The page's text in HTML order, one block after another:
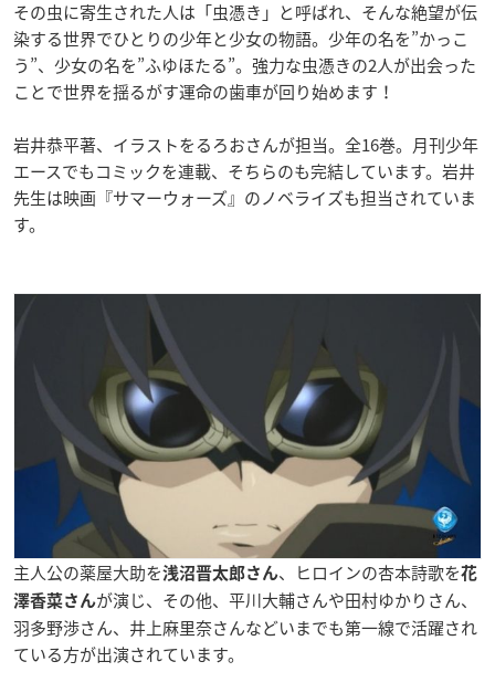
その虫に寄生された人は「虫憑き」と呼ばれ、そんな絶望が伝
染する世界でひとりの少年と少女の物語。少年の名を”かっこ
う”、少女の名を”ふゆほたる”。強力な虫憑きの2人が出会った
ことで世界を揺るがす運命の歯車が回り始めます！
岩井恭平著、イラストをるろおさんが担当。 全16巻。 月刊少年
エースでもコミックを連載、そちらのも完結しています。岩井
先生は映画『サマーウォーズ』のノベライズも担当されていま
す。
主人公の薬屋大助を浅沼晋太郎さん、ヒロインの杏本詩歌を花
澤香菜さんが演じ、その他、平川大輔さんや田村ゆかりさん、
羽多野渉さん、井上麻里奈さんなどいまでも第一線で活躍され
ている方が出演されています。